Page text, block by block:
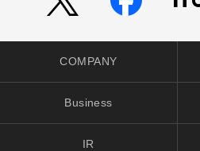
COMPANY
Business
IR